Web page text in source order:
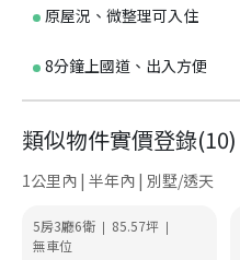
原屋況、微整理可入住
8分鐘上國道、出入方便
類似物件實價登錄(10)
1公里內 | 半年內 | 別墅/透天
5房3廳6衛 | 85.57坪 |
無車位